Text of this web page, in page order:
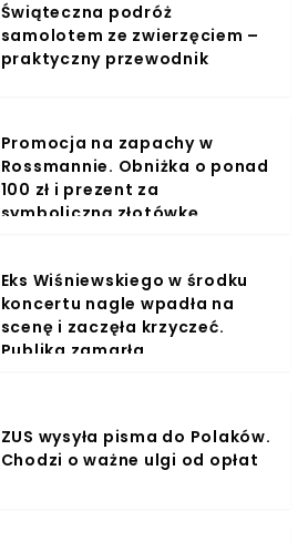
Świąteczna podróż
samolotem ze zwierzęciem –
praktyczny przewodnik
Promocja na zapachy w
Rossmannie. Obniżka o ponad
100 zł i prezent za
symboliczną złotówkę
Eks Wiśniewskiego w środku
koncertu nagle wpadła na
scenę i zaczęła krzyczeć.
Publika zamarła
ZUS wysyła pisma do Polaków.
Chodzi o ważne ulgi od opłat